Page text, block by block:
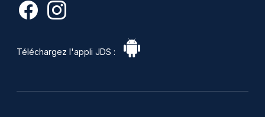
Téléchargez l'appli JDS :